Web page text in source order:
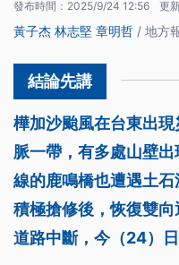
發布時間： 2025/9/24 12:56 更
黃子杰 林志堅 章明哲 / 地方
樺加沙颱風在台東出
脈一帶，有多處山壁
線的鹿鳴橋也遭遇土
積極搶修後，恢復雙
道路中斷，今（24）日